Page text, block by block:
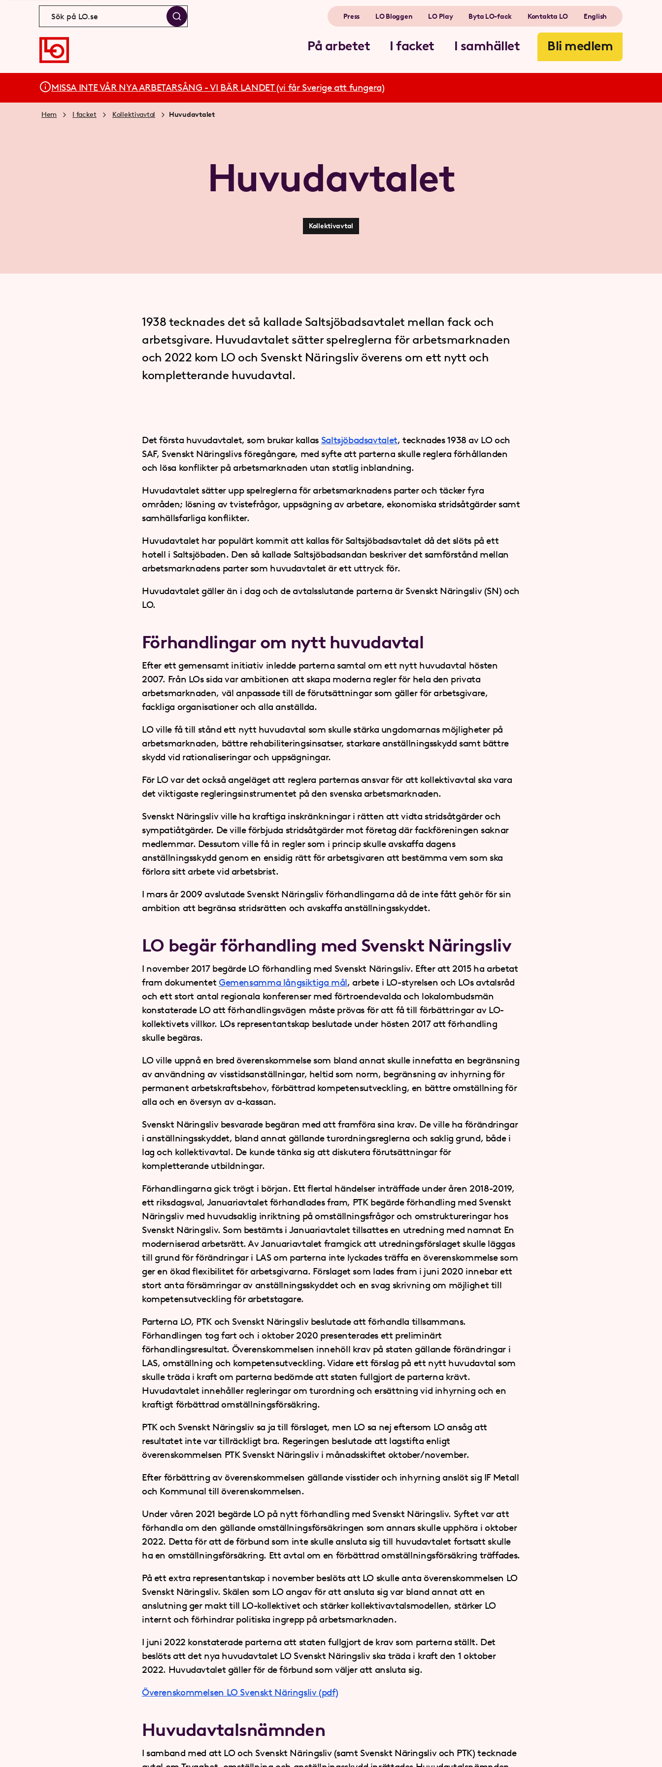
På arbetet I facket I samhället Bli medlem
Press LO Bloggen LO Play Byta LO-fack Kontakta LO English
MISSA INTE VÅR NYA ARBETARSÅNG - VI BÄR LANDET (vi får Sverige att fungera)
Hem I facket Kollektivavtal Huvudavtalet
Huvudavtalet
Kollektivavtal
1938 tecknades det så kallade Saltsjöbadsavtalet mellan fack och
arbetsgivare. Huvudavtalet sätter spelreglerna för arbetsmarknaden
och 2022 kom LO och Svenskt Näringsliv överens om ett nytt och
kompletterande huvudavtal.
Det första huvudavtalet, som brukar kallas Saltsjöbadsavtalet, tecknades 1938 av LO och
SAF, Svenskt Näringslivs föregångare, med syfte att parterna skulle reglera förhållanden
och lösa konflikter på arbetsmarknaden utan statlig inblandning.
Huvudavtalet sätter upp spelreglerna för arbetsmarknadens parter och täcker fyra
områden; lösning av tvistefrågor, uppsägning av arbetare, ekonomiska stridsåtgärder samt
samhällsfarliga konflikter.
Huvudavtalet har populärt kommit att kallas för Saltsjöbadsavtalet då det slöts på ett
hotell i Saltsjöbaden. Den så kallade Saltsjöbadsandan beskriver det samförstånd mellan
arbetsmarknadens parter som huvudavtalet är ett uttryck för.
Huvudavtalet gäller än i dag och de avtalsslutande parterna är Svenskt Näringsliv (SN) och
LO.
Förhandlingar om nytt huvudavtal
Efter ett gemensamt initiativ inledde parterna samtal om ett nytt huvudavtal hösten
2007. Från LOs sida var ambitionen att skapa moderna regler för hela den privata
arbetsmarknaden, väl anpassade till de förutsättningar som gäller för arbetsgivare,
fackliga organisationer och alla anställda.
LO ville få till stånd ett nytt huvudavtal som skulle stärka ungdomarnas möjligheter på
arbetsmarknaden, bättre rehabiliteringsinsatser, starkare anställningsskydd samt bättre
skydd vid rationaliseringar och uppsägningar.
För LO var det också angeläget att reglera parternas ansvar för att kollektivavtal ska vara
det viktigaste regleringsinstrumentet på den svenska arbetsmarknaden.
Svenskt Näringsliv ville ha kraftiga inskränkningar i rätten att vidta stridsåtgärder och
sympatiåtgärder. De ville förbjuda stridsåtgärder mot företag där fackföreningen saknar
medlemmar. Dessutom ville få in regler som i princip skulle avskaffa dagens
anställningsskydd genom en ensidig rätt för arbetsgivaren att bestämma vem som ska
förlora sitt arbete vid arbetsbrist.
I mars år 2009 avslutade Svenskt Näringsliv förhandlingarna då de inte fått gehör för sin
ambition att begränsa stridsrätten och avskaffa anställningsskyddet.
LO begär förhandling med Svenskt Näringsliv
I november 2017 begärde LO förhandling med Svenskt Näringsliv. Efter att 2015 ha arbetat
fram dokumentet Gemensamma långsiktiga mål, arbete i LO-styrelsen och LOs avtalsråd
och ett stort antal regionala konferenser med förtroendevalda och lokalombudsmän
konstaterade LO att förhandlingsvägen måste prövas för att få till förbättringar av LO-
kollektivets villkor. LOs representantskap beslutade under hösten 2017 att förhandling
skulle begäras.
LO ville uppnå en bred överenskommelse som bland annat skulle innefatta en begränsning
av användning av visstidsanställningar, heltid som norm, begränsning av inhyrning för
permanent arbetskraftsbehov, förbättrad kompetensutveckling, en bättre omställning för
alla och en översyn av a-kassan.
Svenskt Näringsliv besvarade begäran med att framföra sina krav. De ville ha förändringar
i anställningsskyddet, bland annat gällande turordningsreglerna och saklig grund, både i
lag och kollektivavtal. De kunde tänka sig att diskutera förutsättningar för
kompletterande utbildningar.
Förhandlingarna gick trögt i början. Ett flertal händelser inträffade under åren 2018-2019,
ett riksdagsval, Januariavtalet förhandlades fram, PTK begärde förhandling med Svenskt
Näringsliv med huvudsaklig inriktning på omställningsfrågor och omstruktureringar hos
Svenskt Näringsliv. Som bestämts i Januariavtalet tillsattes en utredning med namnat En
moderniserad arbetsrätt. Av Januariavtalet framgick att utredningsförslaget skulle läggas
till grund för förändringar i LAS om parterna inte lyckades träffa en överenskommelse som
ger en ökad flexibilitet för arbetsgivarna. Förslaget som lades fram i juni 2020 innebar ett
stort anta försämringar av anställningsskyddet och en svag skrivning om möjlighet till
kompetensutveckling för arbetstagare.
Parterna LO, PTK och Svenskt Näringsliv beslutade att förhandla tillsammans.
Förhandlingen tog fart och i oktober 2020 presenterades ett preliminärt
förhandlingsresultat. Överenskommelsen innehöll krav på staten gällande förändringar i
LAS, omställning och kompetensutveckling. Vidare ett förslag på ett nytt huvudavtal som
skulle träda i kraft om parterna bedömde att staten fullgjort de parterna krävt.
Huvudavtalet innehåller regleringar om turordning och ersättning vid inhyrning och en
kraftigt förbättrad omställningsförsäkring.
PTK och Svenskt Näringsliv sa ja till förslaget, men LO sa nej eftersom LO ansåg att
resultatet inte var tillräckligt bra. Regeringen beslutade att lagstifta enligt
överenskommelsen PTK Svenskt Näringsliv i månadsskiftet oktober/november.
Efter förbättring av överenskommelsen gällande visstider och inhyrning anslöt sig IF Metall
och Kommunal till överenskommelsen.
Under våren 2021 begärde LO på nytt förhandling med Svenskt Näringsliv. Syftet var att
förhandla om den gällande omställningsförsäkringen som annars skulle upphöra i oktober
2022. Detta för att de förbund som inte skulle ansluta sig till huvudavtalet fortsatt skulle
ha en omställningsförsäkring. Ett avtal om en förbättrad omställningsförsäkring träffades.
På ett extra representantskap i november beslöts att LO skulle anta överenskommelsen LO
Svenskt Näringsliv. Skälen som LO angav för att ansluta sig var bland annat att en
anslutning ger makt till LO-kollektivet och stärker kollektivavtalsmodellen, stärker LO
internt och förhindrar politiska ingrepp på arbetsmarknaden.
I juni 2022 konstaterade parterna att staten fullgjort de krav som parterna ställt. Det
beslöts att det nya huvudavtalet LO Svenskt Näringsliv ska träda i kraft den 1 oktober
2022. Huvudavtalet gäller för de förbund som väljer att ansluta sig.
Överenskommelsen LO Svenskt Näringsliv (pdf)
Huvudavtalsnämnden
I samband med att LO och Svenskt Näringsliv (samt Svenskt Näringsliv och PTK) tecknade